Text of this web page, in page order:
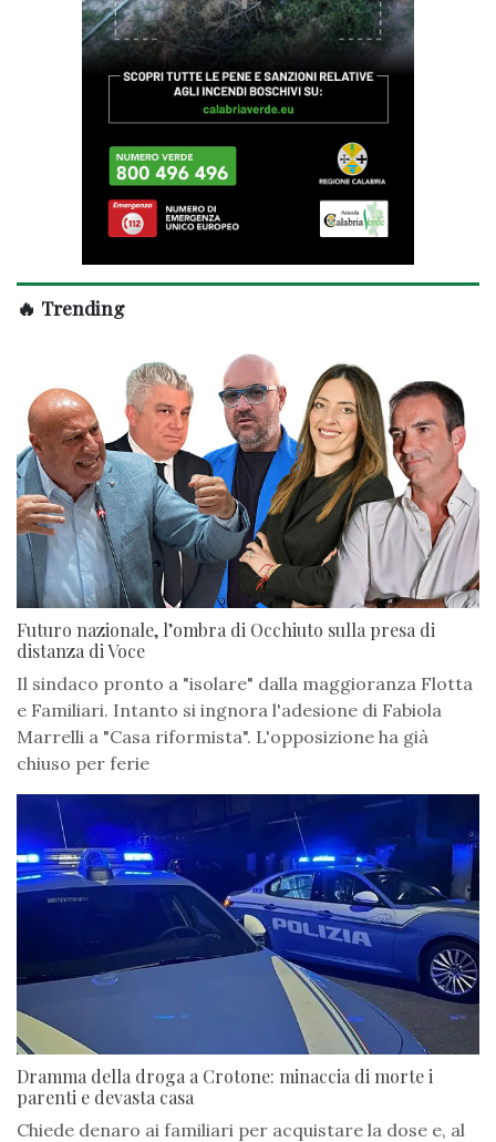
🔥 Trending
Futuro nazionale, l’ombra di Occhiuto sulla presa di
distanza di Voce
Il sindaco pronto a "isolare" dalla maggioranza Flotta
e Familiari. Intanto si ingnora l'adesione di Fabiola
Marrelli a "Casa riformista". L'opposizione ha già
chiuso per ferie
Dramma della droga a Crotone: minaccia di morte i
parenti e devasta casa
Chiede denaro ai familiari per acquistare la dose e, al